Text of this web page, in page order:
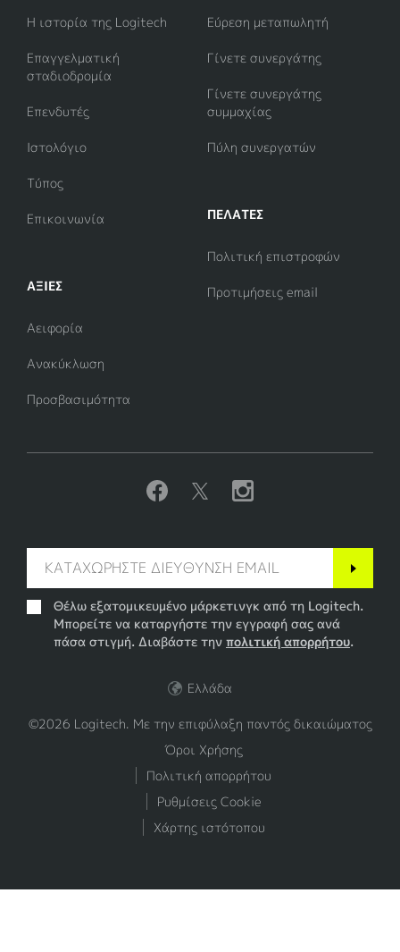
Η ιστορία της Logitech
Επαγγελματική
σταδιοδρομία
Επενδυτές
Ιστολόγιο
Τύπος
Επικοινωνία
ΑΞΊΕΣ
Αειφορία
Ανακύκλωση
Προσβασιμότητα
Εύρεση μεταπωλητή
Γίνετε συνεργάτης
Γίνετε συνεργάτης
συμμαχίας
Πύλη συνεργατών
ΠΕΛΑΤΕΣ
Πολιτική επιστροφών
Προτιμήσεις email
Θέλω εξατομικευμένο μάρκετινγκ από τη Logitech.
Μπορείτε να καταργήστε την εγγραφή σας ανά
πάσα στιγμή. Διαβάστε την πολιτική απορρήτου.
©2026 Logitech. Με την επιφύλαξη παντός δικαιώματος
Όροι Χρήσης
Πολιτική απορρήτου
Ρυθμίσεις Cookie
Χάρτης ιστότοπου
Ελλάδα